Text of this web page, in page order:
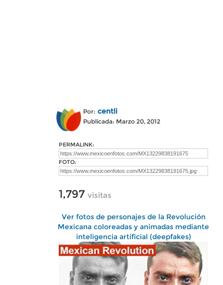
Por: centli
Publicada: Marzo 20, 2012
PERMALINK:
FOTO:
1,797 visitas
Ver fotos de personajes de la Revolución
Mexicana coloreadas y animadas mediante
inteligencia artificial (deepfakes)